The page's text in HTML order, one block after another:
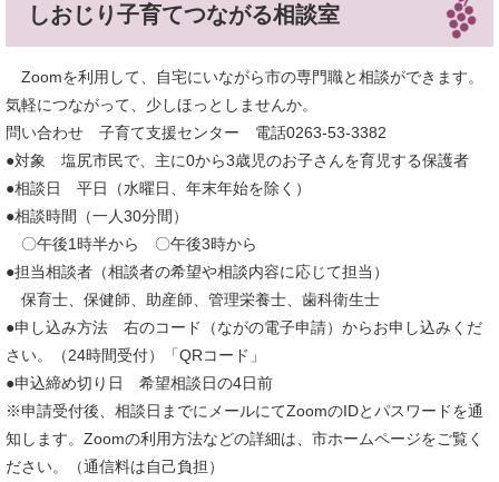
しおじり子育てつながる相談室
Zoomを利用して、自宅にいながら市の専門職と相談ができます。
気軽につながって、少しほっとしませんか。
問い合わせ 子育て支援センター 電話0263-53-3382
●対象 塩尻市民で、主に0から3歳児のお子さんを育児する保護者
●相談日 平日（水曜日、年末年始を除く）
●相談時間（一人30分間）
〇午後1時半から 〇午後3時から
●担当相談者（相談者の希望や相談内容に応じて担当）
保育士、保健師、助産師、管理栄養士、歯科衛生士
●申し込み方法 右のコード（ながの電子申請）からお申し込みくだ
さい。（24時間受付）「QRコード」
●申込締め切り日 希望相談日の4日前
※申請受付後、相談日までにメールにてZoomのIDとパスワードを通
知します。Zoomの利用方法などの詳細は、市ホームページをご覧く
ださい。（通信料は自己負担）